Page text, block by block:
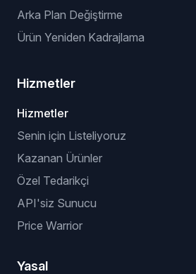
Arka Plan Değiştirme
Ürün Yeniden Kadrajlama
Hizmetler
Hizmetler
Senin için Listeliyoruz
Kazanan Ürünler
Özel Tedarikçi
API'siz Sunucu
Price Warrior
Yasal